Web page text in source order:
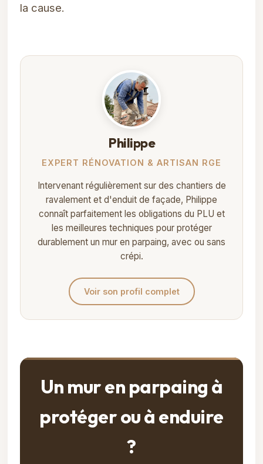
la cause.
Philippe
EXPERT RÉNOVATION & ARTISAN RGE
Intervenant régulièrement sur des chantiers de
ravalement et d'enduit de façade, Philippe
connaît parfaitement les obligations du PLU et
les meilleures techniques pour protéger
durablement un mur en parpaing, avec ou sans
crépi.
Voir son profil complet
Un mur en parpaing à
protéger ou à enduire
?